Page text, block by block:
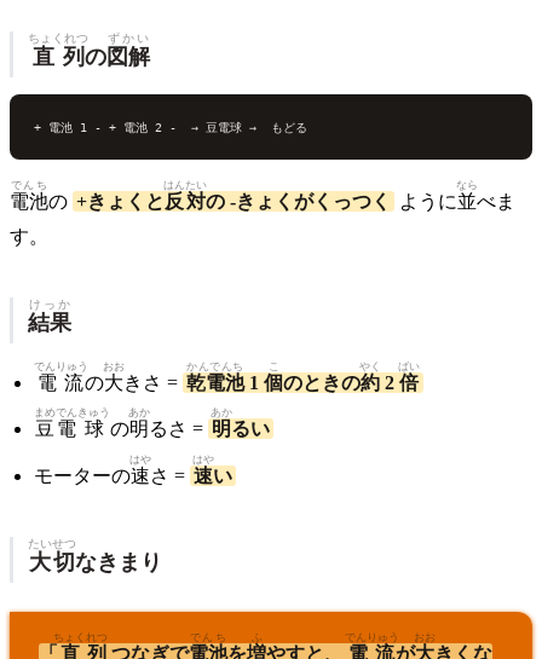
直列
ちょくれつ
の図解
ずかい
+ 電池 1 - + 電池 2 -  → 豆電球
電池
でんち
の +きょくと 反対
はんたい
の -きょくがくっつく ように並
なら
べま
す。
結果
けっか
電流
でんりゅう
の大
おお
きさ = 乾電池
かんでんち
1 個
こ
のときの約
やく
2 倍
ばい
豆
まめ
電
でん
球
きゅう
の明
あか
るさ = 明
あか
るい
モーターの速
はや
さ = 速
はや
い
大切
たいせつ
なきまり
「 直
ちょく
列
れつ
つなぎで電池
でんち
を増
ふ
やすと、 電流
でんりゅう
が大
おお
きくな